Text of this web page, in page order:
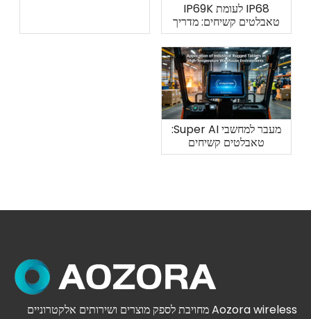
IP68 לעומת IP69K
טאבלטים קשיחים: מדריך
מלא להגנה נגד מים
מעבר למחשבי Super AI:
טאבלטים קשיחים
תעשייתיים לחום מחסן
Aozora wireless מחויבת לספק מוצרים ושירותים אלקטרוניים